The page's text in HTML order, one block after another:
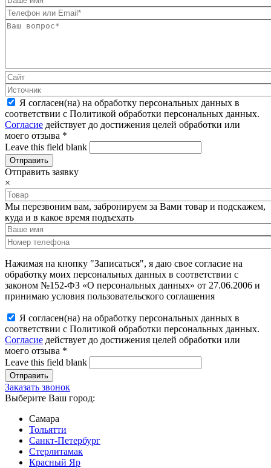
Я согласен(на) на обработку персональных данных в
соответствии с Политикой обработки персональных данных.
Согласие действует до достижения целей обработки или
моего отзыва *
Leave this field blank
Отправить заявку
×
Мы перезвоним вам, забронируем за Вами товар и подскажем,
куда и в какое время подъехать
Нажимая на кнопку "Записаться", я даю свое согласие на
обработку моих персональных данных в соответствии с
законом №152-ФЗ «О персональных данных» от 27.06.2006 и
принимаю условия пользовательского соглашения
Я согласен(на) на обработку персональных данных в
соответствии с Политикой обработки персональных данных.
Согласие действует до достижения целей обработки или
моего отзыва *
Leave this field blank
Заказать звонок
Выберите Ваш город:
Самара
Тольятти
Санкт-Петербург
Стерлитамак
Красный Яр